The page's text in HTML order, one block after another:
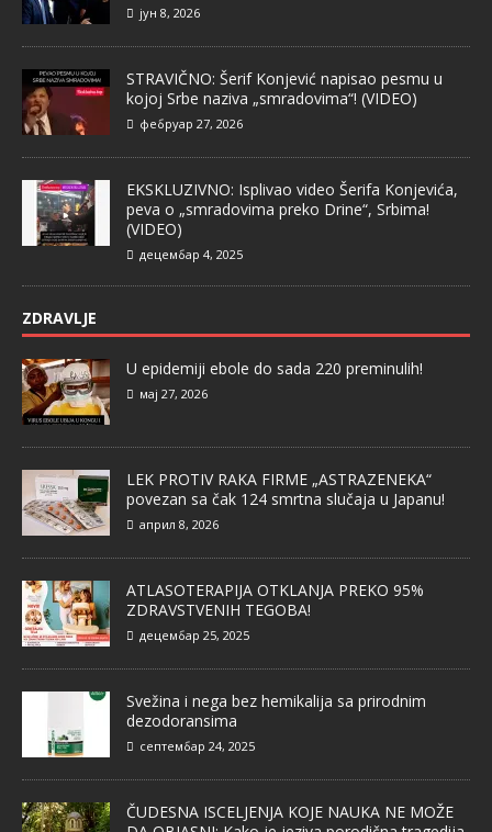
јун 8, 2026
STRAVIČNO: Šerif Konjević napisao pesmu u
kojoj Srbe naziva „smradovima“! (VIDEO)
фебруар 27, 2026
EKSKLUZIVNO: Isplivao video Šerifa Konjevića,
peva o „smradovima preko Drine“, Srbima!
(VIDEO)
децембар 4, 2025
ZDRAVLJE
U epidemiji ebole do sada 220 preminulih!
мај 27, 2026
LEK PROTIV RAKA FIRME „ASTRAZENEKA“
povezan sa čak 124 smrtna slučaja u Japanu!
април 8, 2026
ATLASOTERAPIJA OTKLANJA PREKO 95%
ZDRAVSTVENIH TEGOBA!
децембар 25, 2025
Svežina i nega bez hemikalija sa prirodnim
dezodoransima
септембар 24, 2025
ČUDESNA ISCELJENJA KOJE NAUKA NE MOŽE